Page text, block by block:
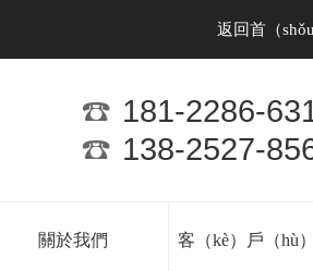
返回首（
181-2286-
138-2527-
關於我們 客（kè）戶（hù